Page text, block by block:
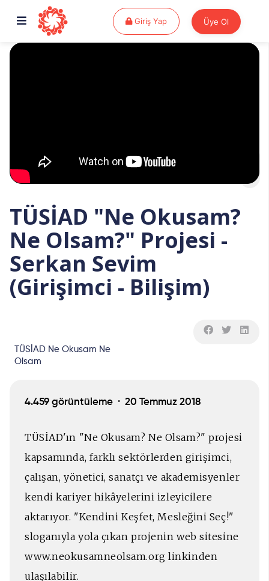
Giriş YapGiriş Yap Üye Ol
TÜSİAD "Ne Okusam?
Ne Olsam?" Projesi -
Serkan Sevim
(Girişimci - Bilişim)
TÜSİAD Ne Okusam Ne
Olsam
4.459 görüntüleme · 20 Temmuz 2018
TÜSİAD'ın "Ne Okusam? Ne Olsam?" projesi
kapsamında, farklı sektörlerden girişimci,
çalışan, yönetici, sanatçı ve akademisyenler
kendi kariyer hikâyelerini izleyicilere
aktarıyor. "Kendini Keşfet, Mesleğini Seç!"
sloganıyla yola çıkan projenin web sitesine
www.neokusamneolsam.org linkinden
ulaşılabilir.